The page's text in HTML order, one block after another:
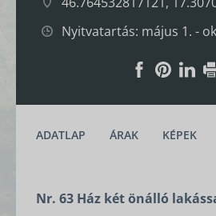
Nyitvatartás: május 1. -
ADATLAP ÁRAK KÉPEK
Nr. 63 Ház két önálló